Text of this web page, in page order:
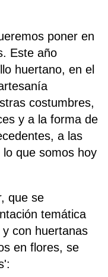
poner en
Este año
huertano, en el
costumbres,
y a la forma de
a las
que somos hoy
que se
temática
con huertanas
en flores, se